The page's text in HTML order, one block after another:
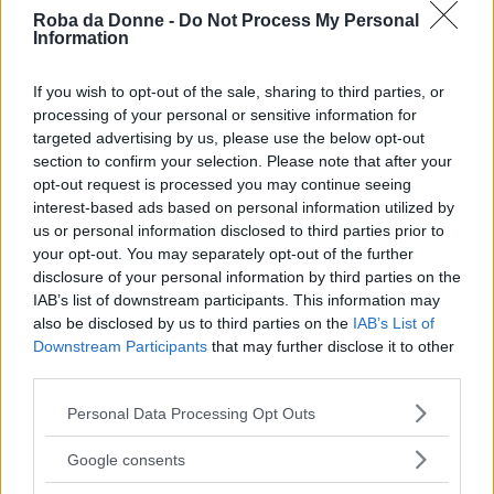
Roba da Donne - Do Not Process My Personal
Information
If you wish to opt-out of the sale, sharing to third parties, or
processing of your personal or sensitive information for
targeted advertising by us, please use the below opt-out
section to confirm your selection. Please note that after your
opt-out request is processed you may continue seeing
interest-based ads based on personal information utilized by
us or personal information disclosed to third parties prior to
your opt-out. You may separately opt-out of the further
disclosure of your personal information by third parties on the
IAB’s list of downstream participants. This information may
also be disclosed by us to third parties on the IAB’s List of
Downstream Participants that may further disclose it to other
Please note that this website/app uses one or more Google
not limited to your visit or usage behaviour. You may click to
Personal Data Processing Opt Outs
Google consents
Quell’incontro diventa per lui un appuntamento
rinunciare; ma lei deve andare a vivere in
un’altra città.
E Giacomo prende una decisione:basta vivere
la vita in modo superficiale.
Continua a leggere dopo la pubblicità
Con il suostile scorrevolee illinguaggio
semplice, Fabio Volo racconta ne
Il giorno in